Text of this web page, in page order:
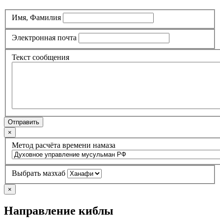
Имя, Фамилия
Электронная почта
Текст сообщения
Отправить
×
Метод расчёта времени намаза
Выбрать мазхаб
×
Направление киблы